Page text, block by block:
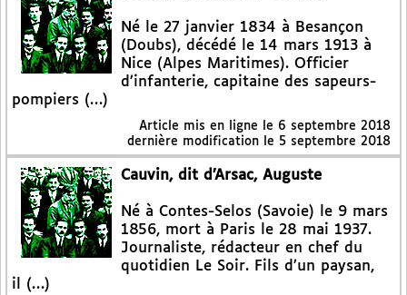
Né le 27 janvier 1834 à Besançon
(Doubs), décédé le 14 mars 1913 à
Nice (Alpes Maritimes). Officier
d’infanterie, capitaine des sapeurs-
pompiers (…)
Article mis en ligne le 6 septembre 2018
dernière modification le 5 septembre 2018
Cauvin, dit d’Arsac, Auguste
Né à Contes-Selos (Savoie) le 9 mars
1856, mort à Paris le 28 mai 1937.
Journaliste, rédacteur en chef du
quotidien Le Soir. Fils d’un paysan,
il (…)